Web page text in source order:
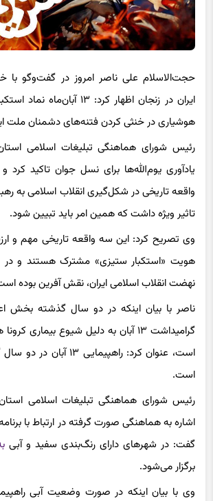
حجت‌الاسلام علی ناصر امروز در گفت‌وگوبا
ایران در زنجان اظهار کرد: ۱۳
هوشیاری در خنثی کردن فتنه‌های دشمنان ملت
رئیس شورای هماهنگی تبلیغات اسلامی
یادآوری یوم‌الله‌ها برای نسل جوان تاکید
واقعه تاریخی در شکل‌گیری انقلاب اسلامی به
تاثیر ویژه داشت که همین امر باید تبیین شود.
وی تصریح کرد: این سه واقعه تاریخی مهم و
هویت «استکبار ستیزی» مشترک هستند و
نهضت انقلاب اسلامی ایران، نقش آفرین بوده
ناصر با بیان اینکه در دو سال گذشته بخش
گرامیداشت ۱۳ آبان به دلیل شیوع بیماری
کرونا
است، عنوان کرد: راهپیمایی
است.
رئیس شورای هماهنگی تبلیغات اسلامی استان
گفت: در شهرهای دارای رنگ‌بندی سفید و آبی
برگزار می‌شود.
وی با بیان اینکه در صورت وضعیت آبی